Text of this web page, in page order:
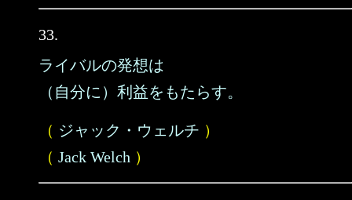
33.
ライバルの発想は
（自分に）利益をもたらす。
（ ジャック・ウェルチ ）
（ Jack Welch ）